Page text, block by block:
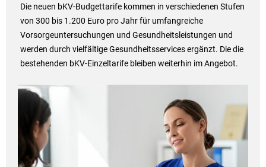
Die neuen bKV-Budgettarife kommen in verschiedenen Stufen
von 300 bis 1.200 Euro pro Jahr für umfangreiche
Vorsorgeuntersuchungen und Gesundheitsleistungen und
werden durch vielfältige Gesundheitsservices ergänzt. Die die
bestehenden bKV-Einzeltarife bleiben weiterhin im Angebot.